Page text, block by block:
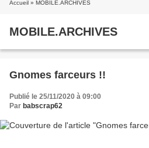
Accueil » MOBILE.ARCHIVES
MOBILE.ARCHIVES
Gnomes farceurs !!
Publié le 25/11/2020 à 09:00
Par babscrap62